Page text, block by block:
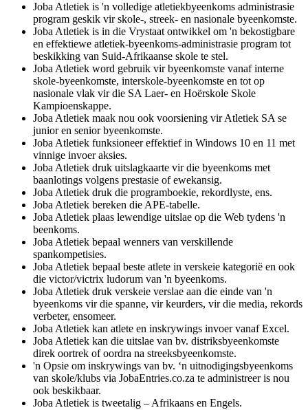
Joba Atletiek is 'n volledige atletiekbyeenkoms administrasie
program geskik vir skole-, streek- en nasionale byeenkomste.
Joba Atletiek is in die Vrystaat ontwikkel om 'n bekostigbare
en effektiewe atletiek-byeenkoms-administrasie program tot
beskikking van Suid-Afrikaanse skole te stel.
Joba Atletiek word gebruik vir byeenkomste vanaf interne
skole-byeenkomste, interskole-byeenkomste en tot op
nasionale vlak vir die SA Laer- en Hoërskole Skole
Kampioenskappe.
Joba Atletiek maak nou ook voorsiening vir Atletiek SA se
junior en senior byeenkomste.
Joba Atletiek funksioneer effektief in Windows 10 en 11 met
vinnige invoer aksies.
Joba Atletiek druk uitslagkaarte vir die byeenkoms met
baanlotings volgens prestasie of ewekansig.
Joba Atletiek druk die programboekie, rekordlyste, ens.
Joba Atletiek bereken die APE-tabelle.
Joba Atletiek plaas lewendige uitslae op die Web tydens 'n
beenkoms.
Joba Atletiek bepaal wenners van verskillende
spankompetisies.
Joba Atletiek bepaal beste atlete in verskeie kategorië en ook
die victor/victrix ludorum van 'n byeenkoms.
Joba Atletiek druk verskeie verslae aan die einde van 'n
byeenkoms vir die spanne, vir keurders, vir die media, rekords
verbeter, ensomeer.
Joba Atletiek kan atlete en inskrywings invoer vanaf Excel.
Joba Atletiek kan die uitslae van bv. distriksbyeenkomste
direk oortrek of oordra na streeksbyeenkomste.
'n Opsie om inskrywings van bv. ‘n uitnodigingsbyeenkoms
van skole/klubs via JobaEntries.co.za te administreer is nou
ook beskikbaar.
Joba Atletiek is tweetalig – Afrikaans en Engels.